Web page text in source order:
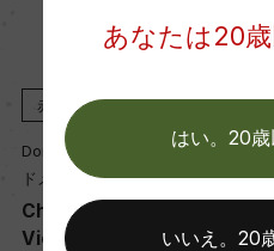
醗酵：ステンレスタンク
熟成：オーク樽 10カ月
年間生産量
10000
赤 2024
Domaine Borgeot
ドメーヌ・ボルジョ
Chassagne-Montrachet
Vieilles Vignes Rouge
あなたは20
はい。20歳
いいえ。20